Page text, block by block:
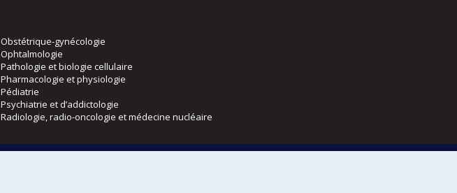
Obstétrique-gynécologie
Ophtalmologie
Pathologie et biologie cellulaire
Pharmacologie et physiologie
Pédiatrie
Psychiatrie et d’addictologie
Radiologie, radio-oncologie et médecine nucléaire